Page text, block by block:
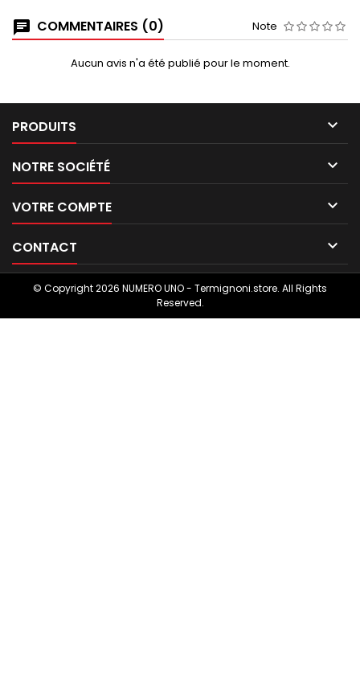
COMMENTAIRES (0) Note
Aucun avis n'a été publié pour le moment.
PRODUITS 
NOTRE SOCIÉTÉ 
VOTRE COMPTE 
CONTACT 
© Copyright 2026 NUMERO UNO - Termignoni.store. All Rights
Reserved.